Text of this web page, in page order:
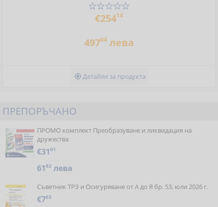
€25414
49704 лева
Детайли за продукта
ПРЕПОРЪЧАНО
ПРОМО комплект Преобразуване и ликвидация на
дружества
€3161
6182 лева
Съветник ТРЗ и Осигуряване от А до Я бр. 53, юли 2026 г.
€763